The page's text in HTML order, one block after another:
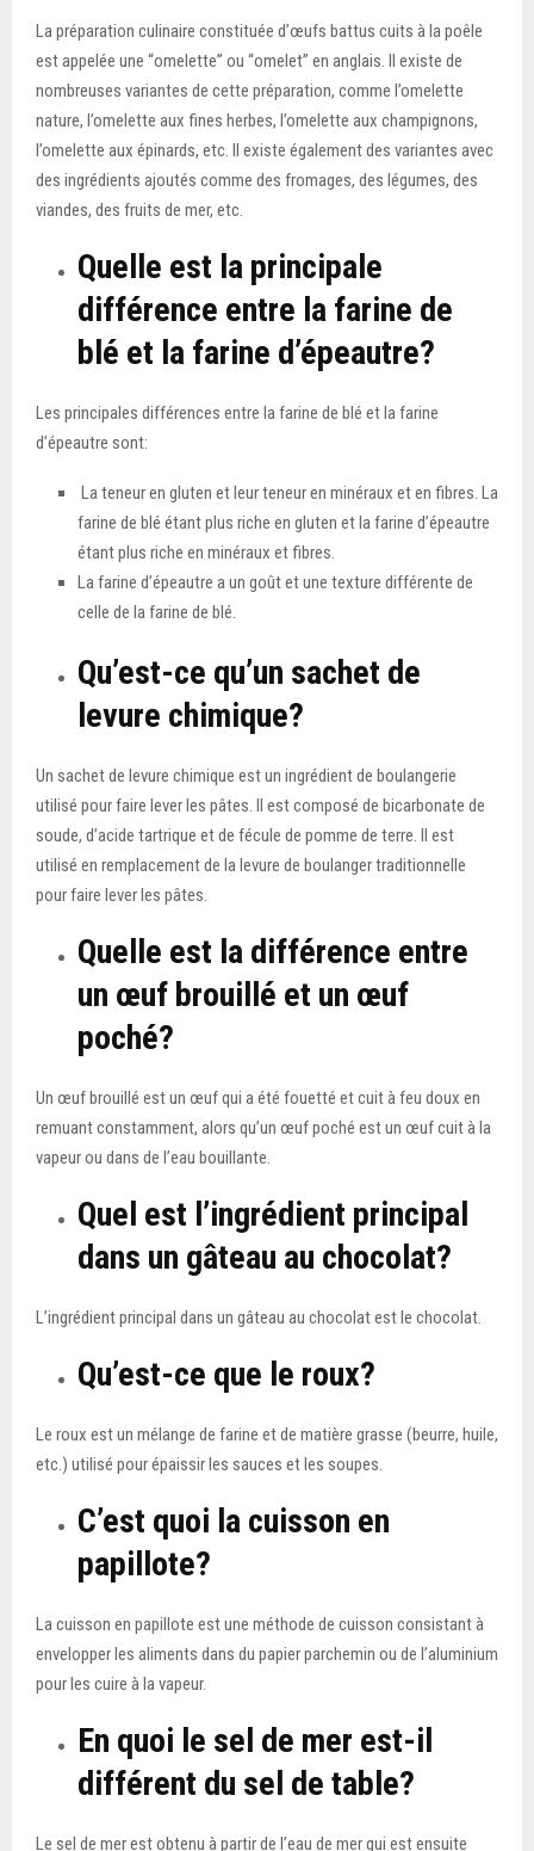
La préparation culinaire constituée d’œufs battus cuits à la poêle
est appelée une “omelette” ou “omelet” en anglais. Il existe de
nombreuses variantes de cette préparation, comme l’omelette
nature, l’omelette aux fines herbes, l’omelette aux champignons,
l’omelette aux épinards, etc. Il existe également des variantes avec
des ingrédients ajoutés comme des fromages, des légumes, des
viandes, des fruits de mer, etc.
Quelle est la principale
différence entre la farine de
blé et la farine d’épeautre?
Les principales différences entre la farine de blé et la farine
d’épeautre sont:
La teneur en gluten et leur teneur en minéraux et en fibres. La
farine de blé étant plus riche en gluten et la farine d’épeautre
étant plus riche en minéraux et fibres.
La farine d’épeautre a un goût et une texture différente de
celle de la farine de blé.
Qu’est-ce qu’un sachet de
levure chimique?
Un sachet de levure chimique est un ingrédient de boulangerie
utilisé pour faire lever les pâtes. Il est composé de bicarbonate de
soude, d’acide tartrique et de fécule de pomme de terre. Il est
utilisé en remplacement de la levure de boulanger traditionnelle
pour faire lever les pâtes.
Quelle est la différence entre
un œuf brouillé et un œuf
poché?
Un œuf brouillé est un œuf qui a été fouetté et cuit à feu doux en
remuant constamment, alors qu’un œuf poché est un œuf cuit à la
vapeur ou dans de l’eau bouillante.
Quel est l’ingrédient principal
dans un gâteau au chocolat?
L’ingrédient principal dans un gâteau au chocolat est le chocolat.
Qu’est-ce que le roux?
Le roux est un mélange de farine et de matière grasse (beurre, huile,
etc.) utilisé pour épaissir les sauces et les soupes.
C’est quoi la cuisson en
papillote?
La cuisson en papillote est une méthode de cuisson consistant à
envelopper les aliments dans du papier parchemin ou de l’aluminium
pour les cuire à la vapeur.
En quoi le sel de mer est-il
différent du sel de table?
Le sel de mer est obtenu à partir de l’eau de mer qui est ensuite